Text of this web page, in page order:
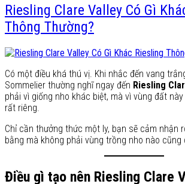
Riesling Clare Valley Có Gì
Thông Thường?
Có một điều khá thú vị. Khi nhắc đến vang
Sommelier thường nghĩ ngay đến Riesling
phải vì giống nho khác biệt, mà vì vùng đất
rất riêng.
Chỉ cần thưởng thức một ly, bạn sẽ cảm nhận
bằng mà không phải vùng trồng nho nào cũng
Điều gì tạo nên Riesling Clare